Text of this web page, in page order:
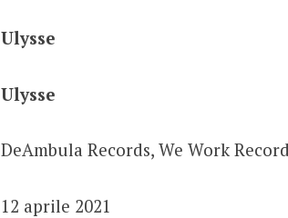
Ulysse
Ulysse
DeAmbula Records, We Work
12 aprile 2021